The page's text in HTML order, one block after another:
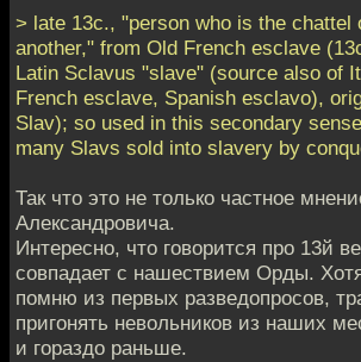
> late 13c., "person who is the chattel
another," from Old French esclave
Latin Sclavus "slave" (source also of
French esclave, Spanish esclavo),
Slav); so used in this secondary
many Slavs sold into slavery by
Так что это не только частное
Александровича.
Интересно, что говорится про 13й
совпадает с нашествием Орды.
помню из первых разведопросов,
пригонять невольников из наших
и гораздо раньше.